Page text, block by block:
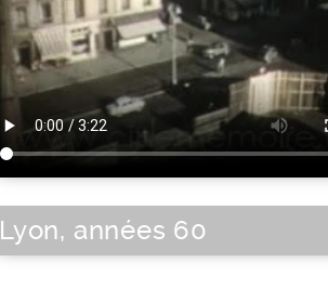
Lyon, années 60